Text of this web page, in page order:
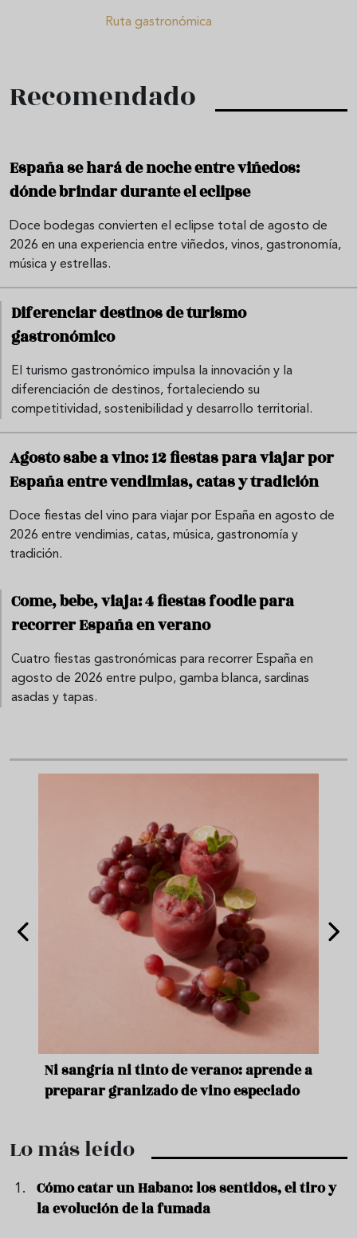
Ruta gastronómica
Recomendado
España se hará de noche entre viñedos:
dónde brindar durante el eclipse
Doce bodegas convierten el eclipse total de agosto de
2026 en una experiencia entre viñedos, vinos, gastronomía,
música y estrellas.
Diferenciar destinos de turismo
gastronómico
El turismo gastronómico impulsa la innovación y la
diferenciación de destinos, fortaleciendo su
competitividad, sostenibilidad y desarrollo territorial.
Agosto sabe a vino: 12 fiestas para viajar por
España entre vendimias, catas y tradición
Doce fiestas del vino para viajar por España en agosto de
2026 entre vendimias, catas, música, gastronomía y
tradición.
Come, bebe, viaja: 4 fiestas foodie para
recorrer España en verano
Cuatro fiestas gastronómicas para recorrer España en
agosto de 2026 entre pulpo, gamba blanca, sardinas
asadas y tapas.
Ni sangría ni tinto de verano: aprende a
preparar granizado de vino especiado
Lo más leído
Cómo catar un Habano: los sentidos, el tiro y
la evolución de la fumada